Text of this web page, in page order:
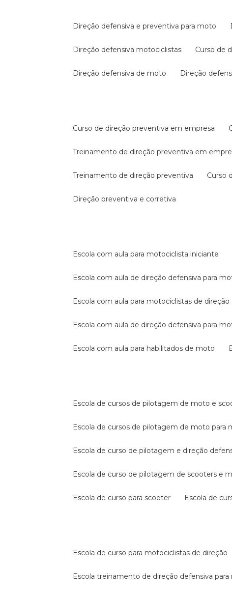
direção defensiva e preventiva para moto
direção defensiva motociclistas curso de
direção defensiva de moto direção
curso de direção preventiva em empresa
treinamento de direção preventiva em
treinamento de direção preventiva curso
direção preventiva e corretiva
escola com aula para motociclista iniciante
escola com aula de direção defensiva para
escola com aula para motociclistas de direção
escola com aula de direção defensiva para
escola com aula para habilitados de moto
escola de cursos de pilotagem de moto e
escola de cursos de pilotagem de moto para
escola de curso de pilotagem e direção
escola de curso de pilotagem de scooters e
escola de curso para scooter escola de
escola de curso para motociclistas de direção
escola treinamento de direção defensiva